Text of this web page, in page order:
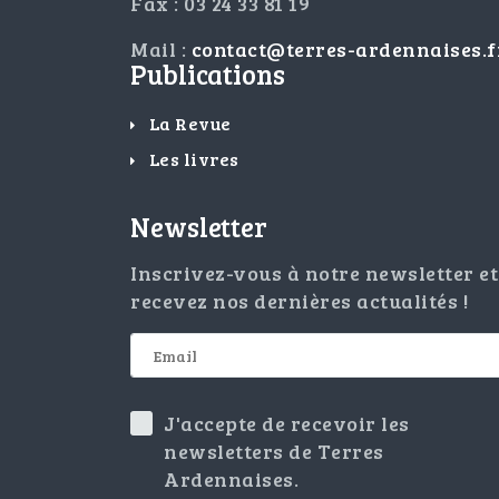
Mail : contact@terres-
Publications
La Revue
Les livres
Newsletter
Inscrivez-vous à notre newsletter et
recevez nos dernières actualités !
J'accepte de recevoir les
newsletters de Terres
Ardennaises.